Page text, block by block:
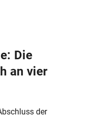
Die
an vier
der